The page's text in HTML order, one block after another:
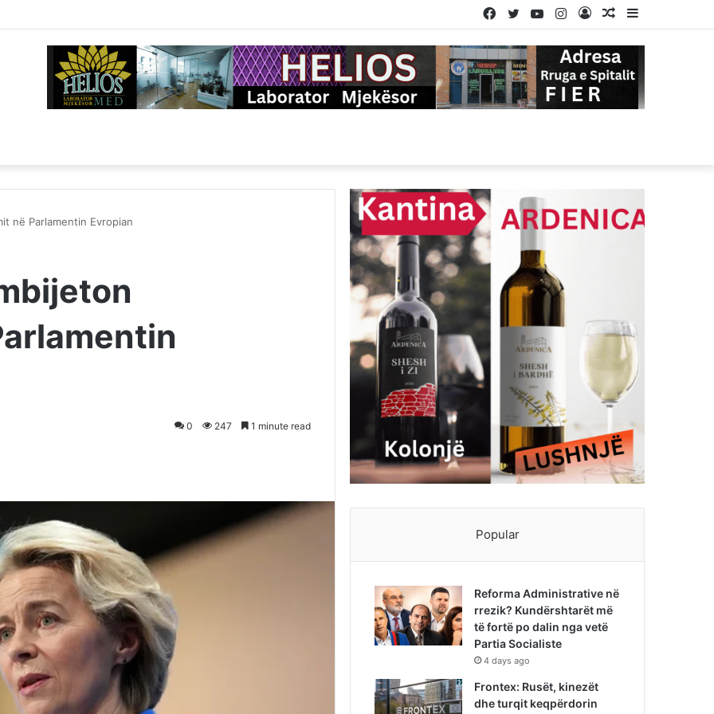
Sidebar
Random
Log
Instagram
YouTube
Twitter
Facebook
në Parlamentin Evropian
0 247 1 minute read
Popular
Reforma Administrative në
rrezik? Kundërshtarët më
të fortë po dalin nga vetë
Partia Socialiste
4 days ago
Frontex: Rusët, kinezët
dhe turqit keqpërdorin